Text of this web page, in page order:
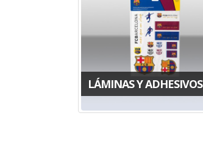
LÁMINAS Y ADHESIVOS